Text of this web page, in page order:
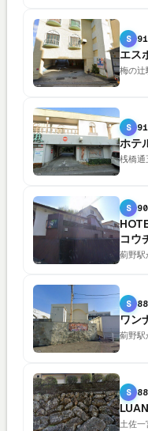
S
エス
梅の辻
S
ホテ
桟橋通
S
コウ
薊野駅
S
ワン
薊野駅
S
土佐一